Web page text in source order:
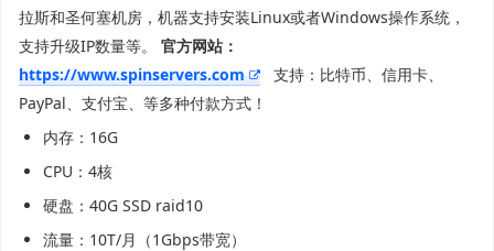
拉斯和圣何塞机房，机器支持安装Linux或者Windows操作系统，
支持升级IP数量等。 官方网站：
https://www.spinservers.com
支持：比特币、信用卡、
PayPal、支付宝、等多种付款方式！
内存：16G
CPU：4核
硬盘：40G SSD raid10
流量：10T/月（1Gbps带宽）